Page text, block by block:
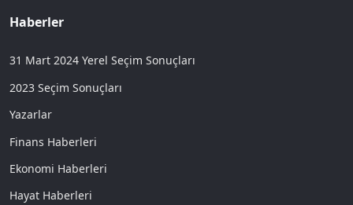
Haberler
31 Mart 2024 Yerel Seçim Sonuçları
2023 Seçim Sonuçları
Yazarlar
Finans Haberleri
Ekonomi Haberleri
Hayat Haberleri